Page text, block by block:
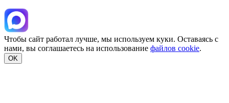
Чтобы сайт работал лучше, мы используем куки. Оставаясь с
нами, вы соглашаетесь на использование файлов cookie.
OK